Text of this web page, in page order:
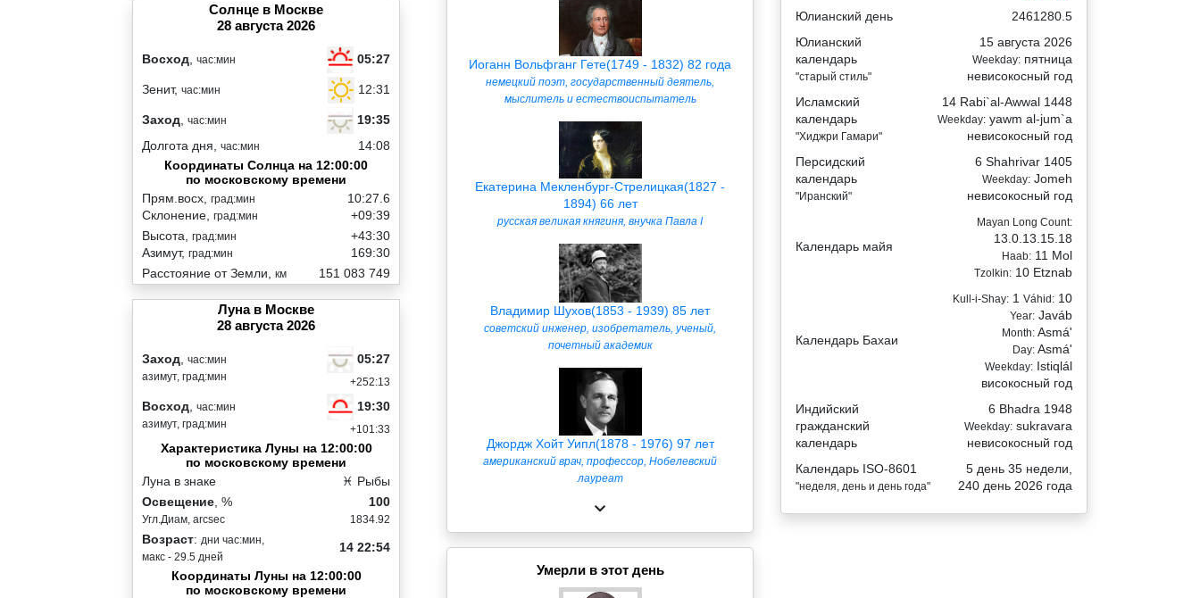
Солнце в Москве
28 августа 2026
Восход час:мин 05:27
Зенит, час:мин 12:31
Заход час:мин
19:35
Долгота дня, час:мин
14:08
Координаты Солнца на 12:00:00
по московскому времени
Прям.восх, град:мин
Склонение, град:мин
10:27.6
+09:39
Высота, град:мин
Азимут, град:мин
+43:30
169:30
Расстояние от Земли, км 151 083 749
Луна в Москве
28 августа 2026
Заход час:мин
азимут, град:мин
05:27
+252:13
Восход час:мин
азимут, град:мин
19:30
+101:33
Характеристика Луны на 12:00:00
по московскому времени
Луна в знаке
♓ Рыбы
Освещение , %
Угл.Диам, arcsec
100
1834.92
Возраст: дни час:мин,
макс - 29.5 дней
14 22:54
Координаты Луны на 12:00:00
по московскому времени
Иоганн Вольфганг Гете(1749 - 1832) 82 года
немецкий поэт, государственный деятель,
мыслитель и естествоиспытатель
Екатерина Мекленбург-Стрелицкая(1827 -
1894) 66 лет
русская великая княгиня, внучка Павла I
Владимир Шухов(1853 - 1939) 85 лет
советский инженер, изобретатель, ученый,
почетный академик
Джордж Хойт Уипл(1878 - 1976) 97 лет
американский врач, профессор, Нобелевский
лауреат
Умерли в этот день
Юлианский день
2461280.5
Юлианский
календарь
"старый стиль"
15 августа 2026
Weekday: пятница
невисокосный год
Исламский
календарь
"Хиджри Гамари"
14 Rabi`al-Awwal 1448
Weekday: yawm al-jum`a
невисокосный год
Персидский
календарь
"Иранский"
6 Shahrivar 1405
Weekday: Jomeh
невисокосный год
Календарь майя
Mayan Long Count:
13.0.13.15.18
Haab: 11 Mol
Tzolkin: 10 Etznab
Календарь Бахаи
Kull-i-Shay: 1 Váhid: 10
Year: Javáb
Month: Asmá'
Day: Asmá'
Weekday: Istiqlál
високосный год
Индийский
гражданский
календарь
6 Bhadra 1948
Weekday: sukravara
невисокосный год
Календарь ISO-8601
"неделя, день и день года"
5 день 35 недели,
240 день 2026 года